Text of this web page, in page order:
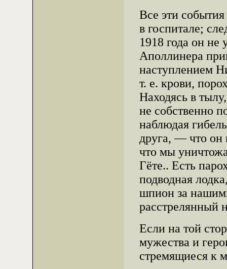
Все эти
в госпитале;
1918 года он не
Аполлинера
наступлением
т. е. крови,
Находясь в
не собственно
наблюдая
друга, — что он
что мы
Гёте.. Есть
подводная
шпион за
расстрелянный
Если на той
мужества и
стремящиеся к